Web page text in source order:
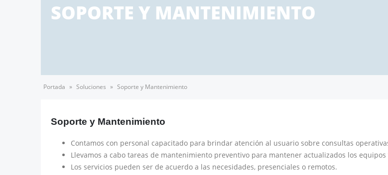
SOPORTE Y MANTENIMIENTO
Portada » Soluciones » Soporte y Mantenimiento
Soporte y Mantenimiento
Contamos con personal capacitado para brindar atención al usuario sobre consultas
Llevamos a cabo tareas de mantenimiento preventivo para mantener actualizados los
Los servicios pueden ser de acuerdo a las necesidades, presenciales o remotos.